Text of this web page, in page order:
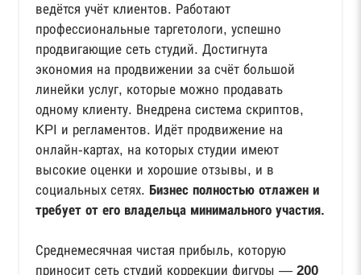
ведётся учёт клиентов. Работают
профессиональные таргетологи, успешно
продвигающие сеть студий. Достигнута
экономия на продвижении за счёт большой
линейки услуг, которые можно продавать
одному клиенту. Внедрена система скриптов,
KPI и регламентов. Идёт продвижение на
онлайн-картах, на которых студии имеют
высокие оценки и хорошие отзывы, и в
социальных сетях. Бизнес полностью отлажен и
требует от его владельца минимального участия.
Среднемесячная чистая прибыль, которую
приносит сеть студий коррекции фигуры — 200